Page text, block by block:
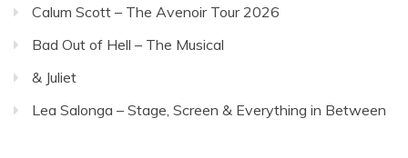
Calum Scott – The Avenoir Tour 2026
Bad Out of Hell – The Musical
& Juliet
Lea Salonga – Stage, Screen & Everything in Between